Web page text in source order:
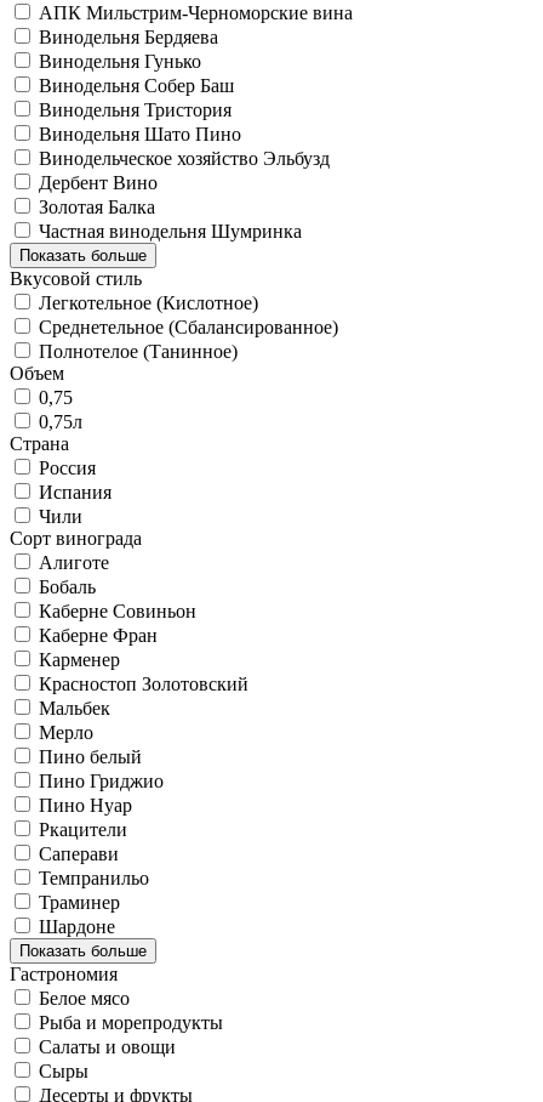
АПК Мильстрим-Черноморские вина
Винодельня Бердяева
Винодельня Гунько
Винодельня Собер Баш
Винодельня Тристория
Винодельня Шато Пино
Винодельческое хозяйство Эльбузд
Дербент Вино
Золотая Балка
Частная винодельня Шумринка
Показать больше
Вкусовой стиль
Легкотельное (Кислотное)
Среднетельное (Сбалансированное)
Полнотелое (Танинное)
Объем
0,75
0,75л
Страна
Россия
Испания
Чили
Сорт винограда
Алиготе
Бобаль
Каберне Совиньон
Каберне Фран
Карменер
Красностоп Золотовский
Мальбек
Мерло
Пино белый
Пино Гриджио
Пино Нуар
Ркацители
Саперави
Темпранильо
Траминер
Шардоне
Показать больше
Гастрономия
Белое мясо
Рыба и морепродукты
Салаты и овощи
Сыры
Десерты и фрукты